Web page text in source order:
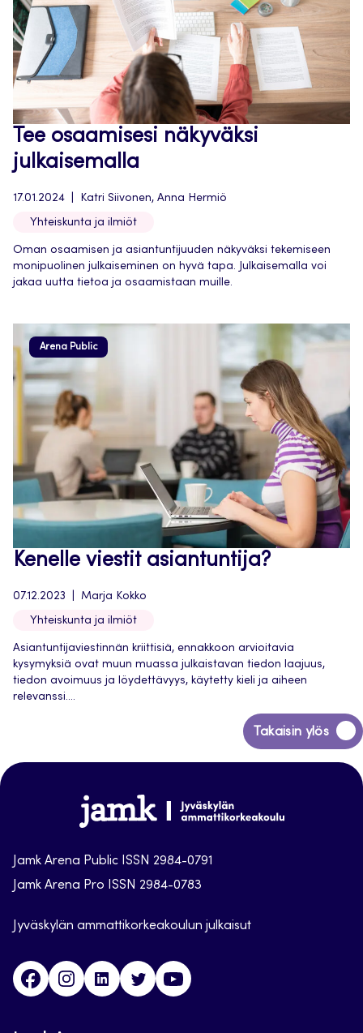
Tee osaamisesi näkyväksi
julkaisemalla
17.01.2024 Katri Siivonen, Anna Hermiö
Yhteiskunta ja ilmiöt
Oman osaamisen ja asiantuntijuuden näkyväksi tekemiseen
monipuolinen julkaiseminen on hyvä tapa. Julkaisemalla voi
jakaa uutta tietoa ja osaamistaan muille.
Arena Public
Kenelle viestit asiantuntija?
07.12.2023 Marja Kokko
Yhteiskunta ja ilmiöt
Asiantuntijaviestinnän kriittisiä, ennakkoon arvioitavia
kysymyksiä ovat muun muassa julkaistavan tiedon laajuus,
tiedon avoimuus ja löydettävyys, käytetty kieli ja aiheen
relevanssi....
Takaisin ylös
Siirry
takaisin
Jamk
Arena
Jamk Arena Public ISSN 2984-0791
Jamk Arena Pro ISSN 2984-0783
Jyväskylän ammattikorkeakoulun julkaisut
FacebookInstagramLinkedinTwitter